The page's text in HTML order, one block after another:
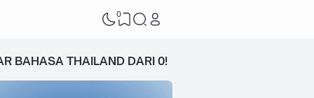
0
BAHASA THAILAND DARI 0!